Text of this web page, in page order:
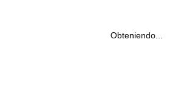
Obteniendo...